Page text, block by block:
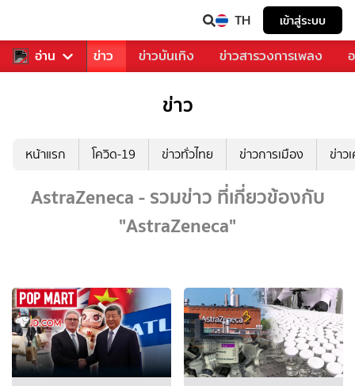
TH เข้าสู่ระบบ
อ่าน
คุณ กีฬา ข่าว ข่าวบันเทิง ข่าวสารวงการเพลง
ข่าว
หน้าแรก โควิด-19 ข่าวทั่วไทย ข่าวการเมือง ข่าว
AstraZeneca - รวมข่าว ที่เกี่ยวข้องกับ
"AstraZeneca"